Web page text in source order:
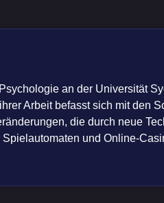
an der Universität
Arbeit befasst sich mit den
die durch neue
und Online-